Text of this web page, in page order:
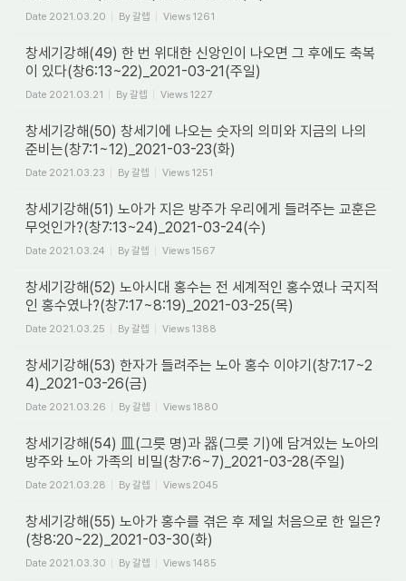
Date 2021.03.20 By갈렙 Views 1261
창세기강해(49) 한 번 위대한 신앙인이 나오면 그 후에도 축복
이 있다(창6:13~22)_2021-03-21(주일)
Date 2021.03.21 By갈렙 Views 1227
창세기강해(50) 창세기에 나오는 숫자의 의미와 지금의 나의
준비는(창7:1~12)_2021-03-23(화)
Date 2021.03.23 By갈렙 Views 1251
창세기강해(51) 노아가 지은 방주가 우리에게 들려주는 교훈은
무엇인가?(창7:13~24)_2021-03-24(수)
Date 2021.03.24 By갈렙 Views 1567
창세기강해(52) 노아시대 홍수는 전 세계적인 홍수였나 국지적
인 홍수였나?(창7:17~8:19)_2021-03-25(목)
Date 2021.03.25 By갈렙 Views 1388
창세기강해(53) 한자가 들려주는 노아 홍수 이야기(창7:17~2
4)_2021-03-26(금)
Date 2021.03.26 By갈렙 Views 1880
창세기강해(54) 皿(그릇 명)과 器(그릇 기)에 담겨있는 노아의
방주와 노아 가족의 비밀(창7:6~7)_2021-03-28(주일)
Date 2021.03.28 By갈렙 Views 2045
창세기강해(55) 노아가 홍수를 겪은 후 제일 처음으로 한 일은?
(창8:20~22)_2021-03-30(화)
Date 2021.03.30 By갈렙 Views 1485